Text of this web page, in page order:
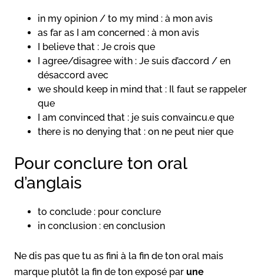
in my opinion / to my mind : à mon avis
as far as I am concerned : à mon avis
I believe that : Je crois que
I agree/disagree with : Je suis d’accord / en
désaccord avec
we should keep in mind that : Il faut se rappeler
que
I am convinced that : je suis convaincu.e que
there is no denying that : on ne peut nier que
Pour conclure ton oral
d’anglais
to conclude : pour conclure
in conclusion : en conclusion
Ne dis pas que tu as fini à la fin de ton oral mais
marque plutôt la fin de ton exposé par une